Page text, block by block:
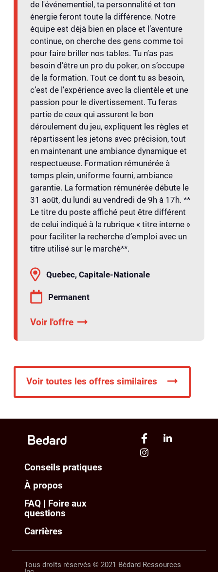
de l'événementiel, ta personnalité et ton
énergie feront toute la différence. Notre
équipe est déjà bien en place et l’aventure
continue, on cherche des gens comme toi
pour faire briller nos tables. Tu n’as pas
besoin d’être un pro du poker, on s’occupe
de la formation. Tout ce dont tu as besoin,
c’est de l’expérience avec la clientèle et une
passion pour le divertissement. Tu feras
partie de ceux qui assurent le bon
déroulement du jeu, expliquent les règles et
répartissent les jetons avec précision, tout
en maintenant une ambiance dynamique et
respectueuse. Formation rémunérée à
temps plein, uniforme fourni, ambiance
garantie. La formation rémunérée débute le
31 août, du lundi au vendredi de 9h à 17h. **
Le titre du poste affiché peut être différent
de celui indiqué à la rubrique « titre interne »
pour faciliter la recherche d’emploi avec un
titre utilisé sur le marché**.
Quebec, Capitale-Nationale
Permanent
Voir l'offre
Voir toutes les offres similaires
Conseils pratiques
À propos
FAQ | Foire aux
questions
Carrières
Tous droits réservés © 2021 Bédard Ressources